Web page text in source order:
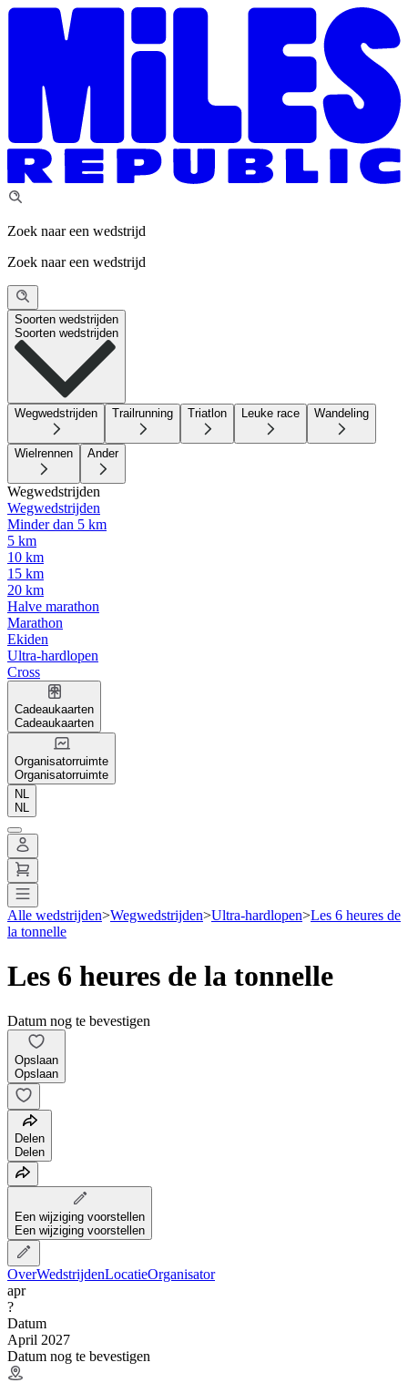
Zoek naar een wedstrijd
Zoek naar een wedstrijd
Soorten wedstrijden
Soorten wedstrijden
Wegwedstrijden Trailrunning Triatlon Leuke race Wandeling
Wielrennen Ander
Wegwedstrijden
Wegwedstrijden
Minder dan 5 km
5 km
10 km
15 km
20 km
Halve marathon
Marathon
Ekiden
Ultra-hardlopen
Cross
Cadeaukaarten
Cadeaukaarten
Organisatorruimte
Organisatorruimte
NL
NL
Alle wedstrijden>Wegwedstrijden>Ultra-hardlopen>Les 6 heures de
la tonnelle
Les 6 heures de la tonnelle
Datum nog te bevestigen
Opslaan
Opslaan
Delen
Delen
Een wijziging voorstellen
Een wijziging voorstellen
OverWedstrijdenLocatieOrganisator
apr
?
Datum
April 2027
Datum nog te bevestigen